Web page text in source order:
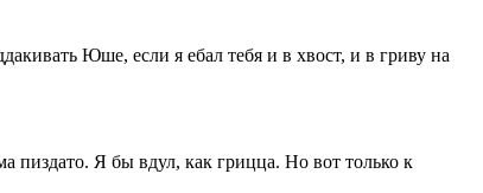
Юше, если я ебал тебя и в хвост, и в гриву на
пиздато. Я бы вдул, как грицца. Но вот только к